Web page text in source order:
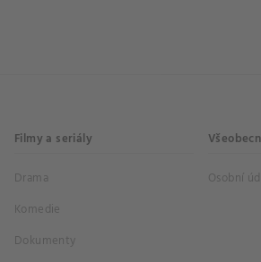
Filmy a seriály
Drama
Komedie
Dokumenty
Osobní